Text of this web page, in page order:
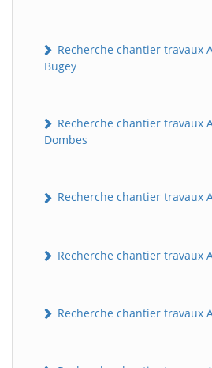
Recherche chantier travaux
Bugey
Recherche chantier travaux
Dombes
Recherche chantier travaux
Recherche chantier travaux
Recherche chantier travaux